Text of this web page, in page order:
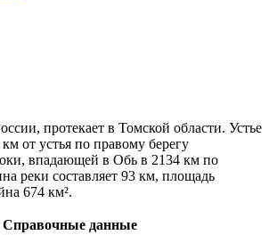
протекает в Томской области. Устье
от устья по правому берегу
впадающей в Обь в 2134 км по
реки составляет 93 км, площадь
674 км².
Справочные данные